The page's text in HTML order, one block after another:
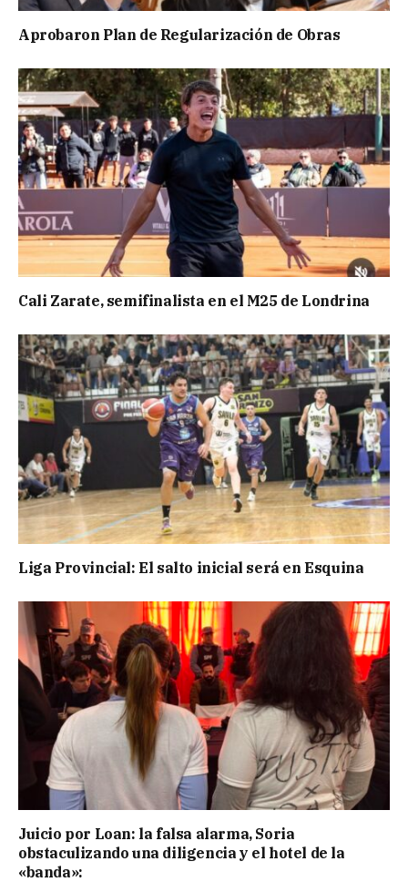
Aprobaron Plan de Regularización de Obras
Cali Zarate, semifinalista en el M25 de Londrina
Liga Provincial: El salto inicial será en Esquina
Juicio por Loan: la falsa alarma, Soria
obstaculizando una diligencia y el hotel de la
«banda»: